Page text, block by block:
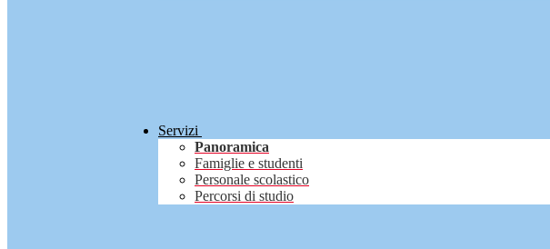
Servizi
Panoramica
Famiglie e studenti
Personale scolastico
Percorsi di studio